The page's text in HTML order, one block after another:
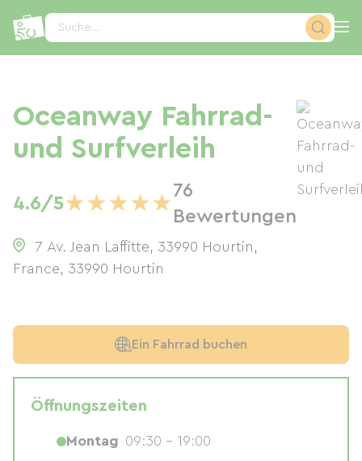
Suche...
Oceanway Fahrrad-
und Surfverleih
4.6/5★★★★★
76
Bewertungen
7 Av. Jean Laffitte, 33990 Hourtin,
France, 33990 Hourtin
Ein Fahrrad buchen
Öffnungszeiten
Montag 09:30 - 19:00
Cookie-Einstellungen